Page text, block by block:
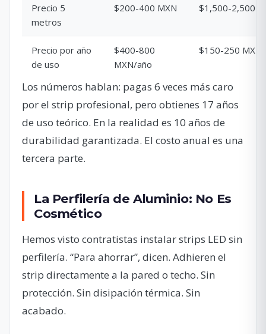
Precio 5
metros
$200-400 MXN $1,500-2,500
Precio por año
de uso
$400-800
MXN/año
$150-250
Los números hablan: pagas 6 veces más caro
por el strip profesional, pero obtienes 17 años
de uso teórico. En la realidad es 10 años de
durabilidad garantizada. El costo anual es una
tercera parte.
La Perfilería de Aluminio: No Es
Cosmético
Hemos visto contratistas instalar strips LED sin
perfilería. “Para ahorrar”, dicen. Adhieren el
strip directamente a la pared o techo. Sin
protección. Sin disipación térmica. Sin
acabado.